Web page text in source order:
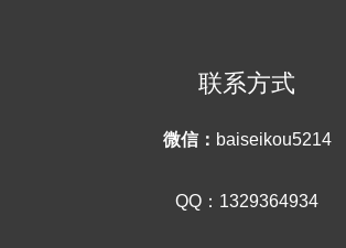
联系方式
微信： baiseikou5214
QQ：1329364934